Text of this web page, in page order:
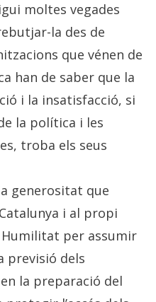
moltes vegades
la des de
que vénen de
han de saber que la
i la insatisfacció, si
la política i les
troba els seus
generositat que
i al propi
per assumir
previsió dels
la preparació del